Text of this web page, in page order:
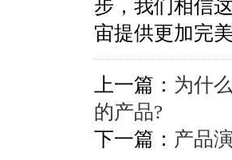
步，我们相信
宙提供更加完
上一篇： 为什
的产品?
下一篇： 产品